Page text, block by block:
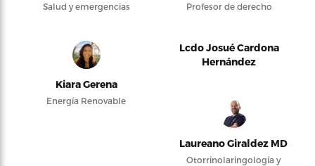
Salud y emergencias Profesor de derecho
Kiara Gerena
Energía Renovable
Lcdo Josué Cardona
Hernández
Laureano Giraldez MD
Otorrinolaringología y